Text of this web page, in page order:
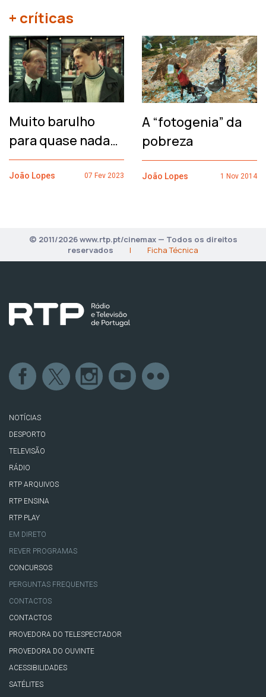
+ críticas
Muito barulho
para quase nada…
João Lopes 07 Fev 2023
A “fotogenia” da
pobreza
João Lopes 1 Nov 2014
© 2011/2026 www.rtp.pt/cinemax — Todos os direitos
reservados
| Ficha Técnica
NOTÍCIAS
DESPORTO
TELEVISÃO
RÁDIO
RTP ARQUIVOS
RTP ENSINA
RTP PLAY
EM DIRETO
REVER PROGRAMAS
CONCURSOS
PERGUNTAS FREQUENTES
CONTACTOS
CONTACTOS
PROVEDORA DO TELESPECTADOR
PROVEDORA DO OUVINTE
ACESSIBILIDADES
SATÉLITES